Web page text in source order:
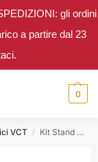
gli ordini
a partire dal 23
0
VCT / Kit Stand portatile per fiere 5×4 componibile con 1 lato aperto